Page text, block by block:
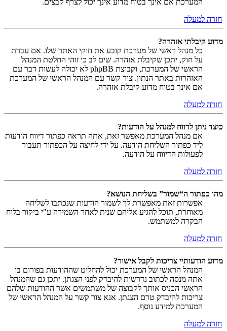
המערכת אם אינך בטוח מדוע אינך יכול לצרף קבצים.
חזרה למעלה
מדוע קיבלתי אזהרה?
כל מנהל ראשי של מערכת קובע את חוקי האתר שלו. אם עברת
על חוק, יתכן שקיבלת אזהרה. שים לב כי זוהי החלטת המנהל
הראשי של המערכת, וקבוצת phpBB לא יכולה לעשות דבר עם
האזהרות באתר הנתון. צור קשר עם המנהל הראשי של המערכת
אם אינך בטוח מדוע קיבלת אזהרה.
חזרה למעלה
כיצד ניתן לדווח למנהל על הודעות?
אם מנהל המערכת מאפשר זאת, אתה תראה כפתור דיווח הודעות
ליד כפתור השליחת הודעה. על ידי לחיצה על הכפתור תעבור
לפעולות הדיווח על הודעה.
חזרה למעלה
מהו כפתור ה“שמור” בשליחת הנושא?
אפשרות זאת מאפשרת לך לשמור הודעות שנכתבו לשליחה
מאוחרת, תוכל להגיע אליהם שנית לאחר השמירה ע"י ביקור בלוח
הבקרה למשתמש.
חזרה למעלה
מדוע הודעותיי צריכות לקבל אישור?
המנהל הראשי של המערכת יכול להחליט שההודעות בפורום בו
אתה מנסה לכתוב נדרשות להיבדק לפני הצגתן. יתכן גם שהמנהל
הראשי הכניס אותך לקבוצה של משתמשים אשר ההודעות שלהם
צריכות להיבדק טרם הצגתן. אנא צור קשר על המנהל הראשי של
המערכת למידע נוסף.
חזרה למעלה